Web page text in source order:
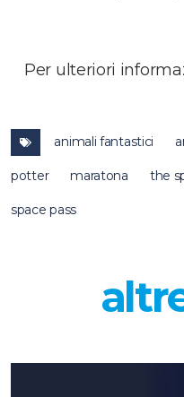
Per ulteriori
animali fantastici
potter maratona the
space pass